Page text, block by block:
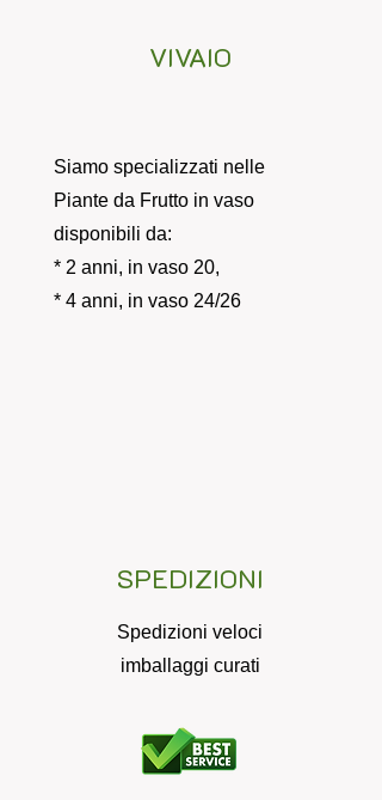
VIVAIO
Siamo specializzati nelle
Piante da Frutto in vaso
disponibili da:
* 2 anni, in vaso 20,
* 4 anni, in vaso 24/26
SPEDIZIONI
Spedizioni veloci
imballaggi curati